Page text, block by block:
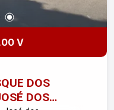
V
DOS
DOS